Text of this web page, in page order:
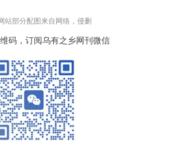
站部分配图来自网络，侵删
码，订阅乌有之乡网刊微信